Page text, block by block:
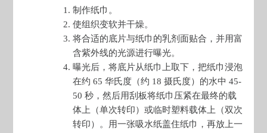
制作纸巾。
使组织变软并干燥。
将合适的底片与纸巾的乳剂面贴合，并用富
含紫外线的光源进行曝光。
曝光后，将底片从纸巾上取下，把纸巾浸泡
在约 65 华氏度（约 18 摄氏度）的水中 45-
50 秒，然后用刮板将纸巾压紧在最终的载
体上（单次转印）或临时塑料载体上（双次
转印）。用一张吸水纸盖住纸巾，再放上一